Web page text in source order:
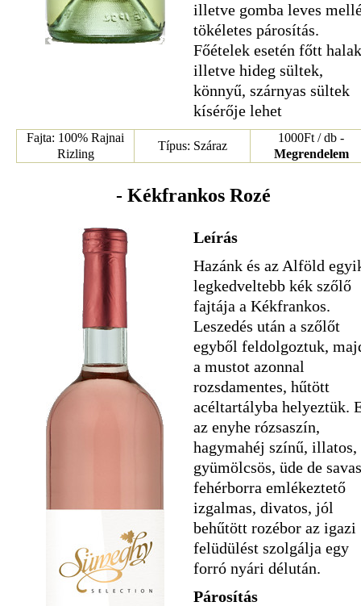
illetve gomba leves
tökéletes párosítás.
Főételek esetén főtt halak
illetve hideg sültek,
könnyű, szárnyas sültek
kísérője lehet
Fajta: 100% Rajnai
Rizling
Típus: Száraz
1000Ft / db -
Megrendelem
- Kékfrankos Rozé
Leírás
Hazánk és az Alföld
legkedveltebb kék szőlő
fajtája a Kékfrankos.
Leszedés után a szőlőt
egyből feldolgoztuk,
a mustot azonnal
rozsdamentes, hűtött
acéltartályba helyeztük.
az enyhe rózsaszín,
hagymahéj színű, illatos,
gyümölcsös, üde de savas
fehérborra emlékeztető
izgalmas, divatos, jól
behűtött rozébor az igazi
felüdülést szolgálja egy
forró nyári délután.
Párosítás